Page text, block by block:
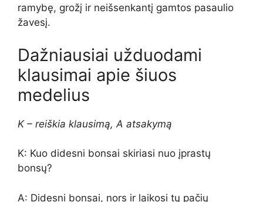
ramybę, grožį ir neišsenkantį gamtos pasaulio
žavesį.
Dažniausiai užduodami
klausimai apie šiuos
medelius
K – reiškia klausimą, A atsakymą
K: Kuo didesni bonsai skiriasi nuo įprastų
bonsų?
A: Didesni bonsai, nors ir laikosi tų pačių